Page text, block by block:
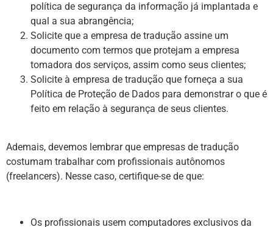
política de segurança da informação já implantada e
qual a sua abrangência;
Solicite que a empresa de tradução assine um
documento com termos que protejam a empresa
tomadora dos serviços, assim como seus clientes;
Solicite à empresa de tradução que forneça a sua
Política de Proteção de Dados para demonstrar o que é
feito em relação à segurança de seus clientes.
Ademais, devemos lembrar que empresas de tradução
costumam trabalhar com profissionais autônomos
(freelancers). Nesse caso, certifique-se de que:
Os profissionais usem computadores exclusivos da